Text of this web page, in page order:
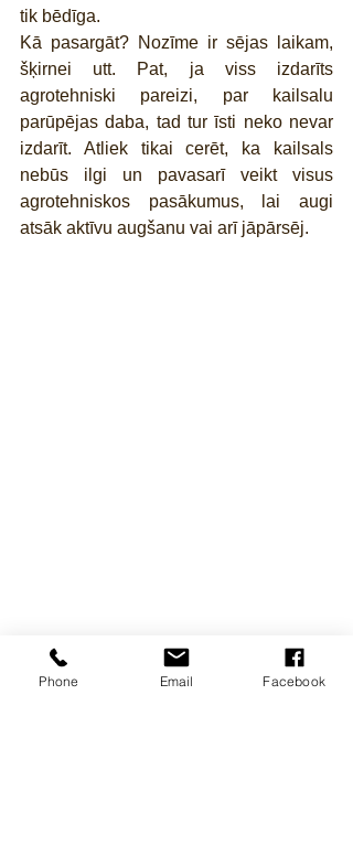
tik bēdīga.
Kā pasargāt? Nozīme ir sējas laikam,
šķirnei utt. Pat, ja viss izdarīts
agrotehniski pareizi, par kailsalu
parūpējas daba, tad tur īsti neko nevar
izdarīt. Atliek tikai cerēt, ka kailsals
nebūs ilgi un pavasarī veikt visus
agrotehniskos pasākumus, lai augi
atsāk aktīvu augšanu vai arī jāpārsēj.
Phone Email Facebook